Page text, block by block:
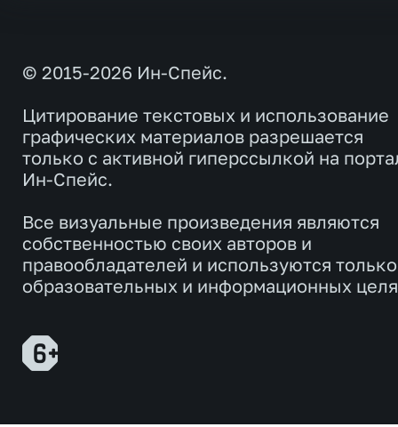
© 2015-2026 Ин-Спейс.
Цитирование текстовых и использование
графических материалов разрешается
только с активной гиперссылкой на
Ин-Спейс.
Все визуальные произведения являются
собственностью своих авторов и
правообладателей и используются
образовательных и информационных